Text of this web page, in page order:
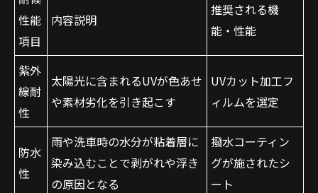
性能
項目
内容説明
推奨される機
能・性能
紫外
線耐
性
太陽光に含まれるUVが色あせ
や素材劣化を引き起こす
UVカット加工フ
ィルムを選定
防水
性
雨や洗車時の水分が粘着層に
染み込むことで剥がれや浮き
の原因となる
撥水コーティン
グが施されたシ
ート